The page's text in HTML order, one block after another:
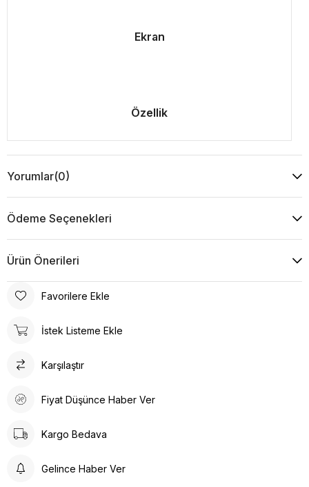
Ekran
Özellik
Yorumlar(0)
Ödeme Seçenekleri
Ürün Önerileri
Favorilere Ekle
İstek Listeme Ekle
Karşılaştır
Fiyat Düşünce Haber Ver
Kargo Bedava
Gelince Haber Ver